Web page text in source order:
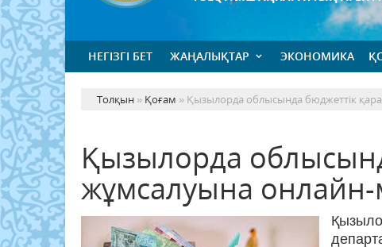
НЕГІЗГІ БЕТ ЖАҢАЛЫҚТАР ЭКОНОМИКА
Толқын » Қоғам » Қызылорда облысында бюджеттік
Қызылорда
жұмсалуына онлайн-